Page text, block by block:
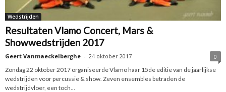
Wedstrijden
Resultaten Vlamo Concert, Mars &
Showwedstrijden 2017
Geert Vanmaeckelberghe - 24 oktober 2017
0
Zondag 22 oktober 2017 organiseerde Vlamo haar 15de editie van de jaarlijkse
wedstrijden voor percussie & show. Zeven ensembles betraden de
wedstrijdvloer, een toch...